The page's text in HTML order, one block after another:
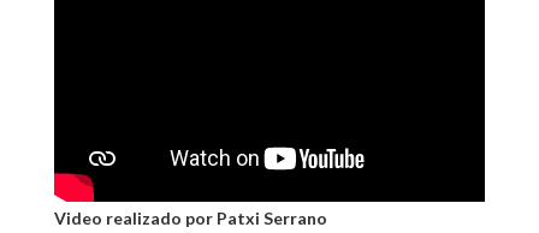
Video realizado por Patxi Serrano